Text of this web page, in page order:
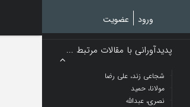
ورود عضویت
پدیدآورانی با مقالات مرتبط ...
شجاعی زند، علی رضا
مولانا، حمید
نصری، عبدالله